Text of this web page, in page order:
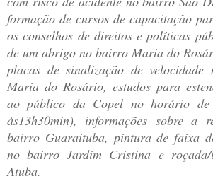
formação de cursos de capacitação
os conselhos de direitos e políticas
de um abrigo no bairro Maria do
placas de sinalização de
Maria do Rosário, estudos para
ao público da Copel no horário de
às13h30min), informações sobre a
bairro Guaraituba, pintura de faixa
no bairro Jardim Cristina e
Atuba.